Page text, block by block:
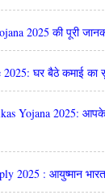
2025 की पूरी
घर बैठे कमाई का
Yojana 2025:
2025 : आयुष्मान